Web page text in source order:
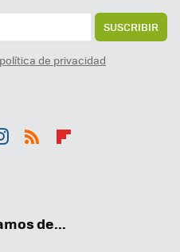
SUSCRIBIR
política de privacidad
de...